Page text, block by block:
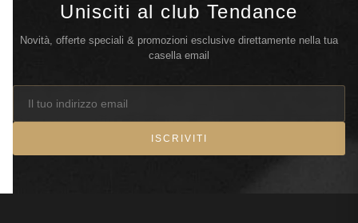
Unisciti al club Tendance
Novità, offerte speciali & promozioni esclusive direttamente nella tua
casella email
ISCRIVITI